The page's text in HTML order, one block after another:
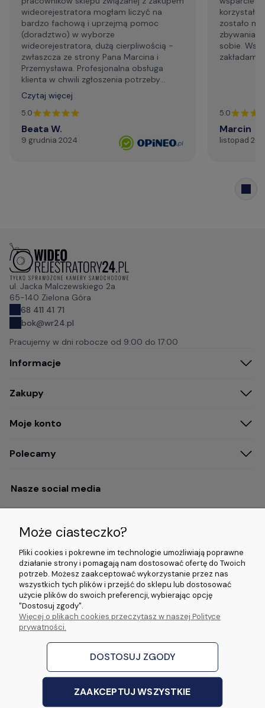
wideorejestratora mogłam liczyć na
bardzo fachową i uprzejmą pomoc
(doradztwo) w wyborze
wideorejestratora, dużą cierpliwością -
zwłaszcza ze strony Pana Marcina i
Przemysława. Profesjonalna obsługa
klienta w chwili zgłoszenia potrzeby
wsparcia technicznego. Generalnie,
profesjonalizm. Serdecznie i najmocniej
dziękuję za życzliwą pomoc telefoniczną,
szybki kontakt mailowy."
Czytaj więcej
5.0
Beata W.
9 grudnia 2024
zostało mi
zbywania
sobie.
zakładam
5.0
Marcin
listopad
ul. Jacka Malczewskiego 2a
65-140 Zielona Góra
68 411 41 71
bok@wr24.pl
Pracujemy w dni robocze od 9:00 do 17:00
Informacje
Zakupy
Moje konto
Polecamy
Nasze social media
Opinie i wyróżnienia
5.0/5.0 (5000+
opinii)
5.0/5.0 (5000+
opinii)
4.9/5.0 (120+
opinii)
© 2026 www.wideorejestratory24.pl. Wszelkie prawa zastrzeżone.
Sklep własności firmy ZOYA LAB Arkadiusz Dawid Lorenz
ul. Jacka Malczewskiego 2A, 65-140 Zielona Góra NIP: 9730587206 REGON:
Sklep internetowy Shoper Premium
Może ciasteczko?
Pliki cookies i pokrewne im technologie umożliwiają poprawne
działanie strony i pomagają nam dostosować ofertę do Twoich
potrzeb. Możesz zaakceptować wykorzystanie przez nas
wszystkich tych plików i przejść do sklepu lub dostosować
użycie plików do swoich preferencji, wybierając opcję
"Dostosuj zgody".
Więcej o plikach cookies przeczytasz w naszej Polityce
prywatności.
DOSTOSUJ ZGODY
ZAAKCEPTUJ WSZYSTKIE